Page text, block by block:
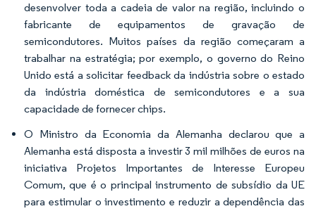
desenvolver toda a cadeia de valor na região, incluindo o
fabricante de equipamentos de gravação de
semicondutores. Muitos países da região começaram a
trabalhar na estratégia; por exemplo, o governo do Reino
Unido está a solicitar feedback da indústria sobre o estado
da indústria doméstica de semicondutores e a sua
capacidade de fornecer chips.
O Ministro da Economia da Alemanha declarou que a
Alemanha está disposta a investir 3 mil milhões de euros na
iniciativa Projetos Importantes de Interesse Europeu
Comum, que é o principal instrumento de subsídio da UE
para estimular o investimento e reduzir a dependência das